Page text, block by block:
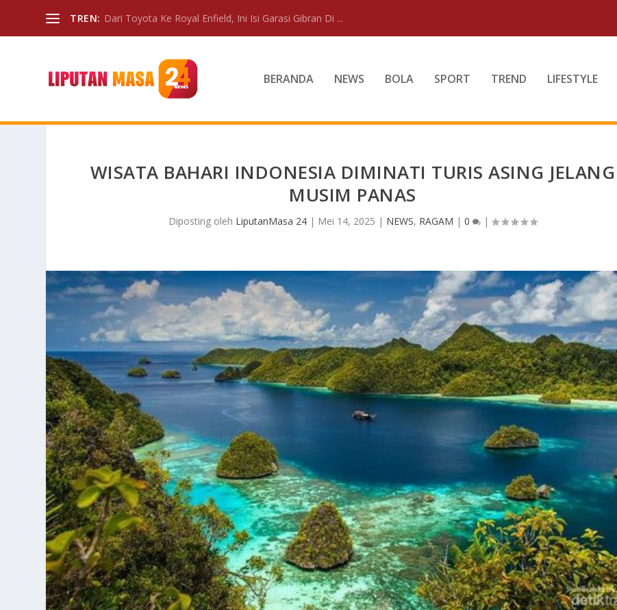
TREN: Dari Toyota Ke Royal Enfield, Ini Isi Garasi Gibran Di ...
BERANDA NEWS BOLA SPORT TREND LIFESTYLE
WISATA BAHARI INDONESIA DIMINATI TURIS ASING JELANG
MUSIM PANAS
Diposting oleh LiputanMasa 24| Mei 14, 2025 | NEWS, RAGAM | 0 |